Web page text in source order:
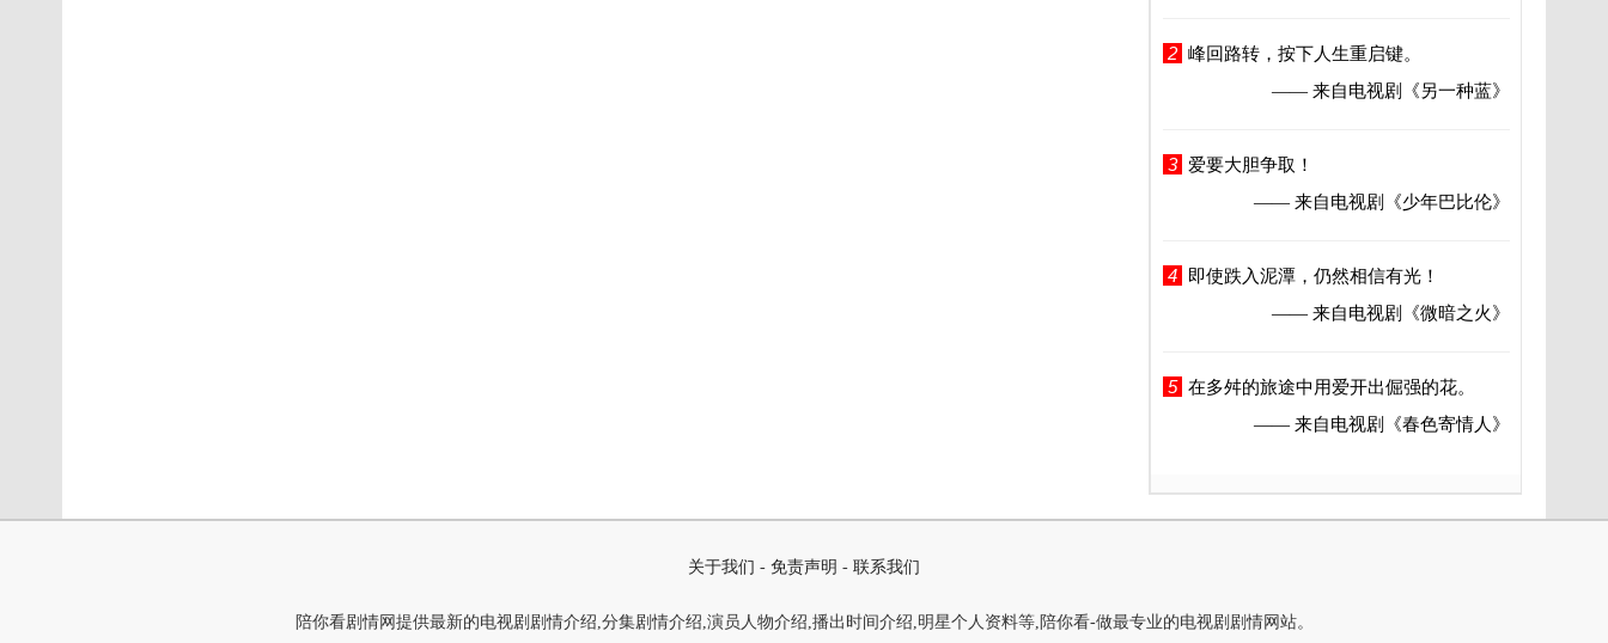
2 峰回路转，按下人生重启键。
—— 来自电视剧
《另一种蓝》
3
爱要大胆争取！
—— 来自电视剧
《少年巴比伦》
4
即使跌入泥潭，仍然相信有光！
—— 来自电视剧
《微暗之火》
5 在多舛的旅途中用爱开出倔强的花。
—— 来自电视剧
《春色寄情人》
关于我们 - 免责声明 - 联系我们
陪你看剧情网提供最新的电视剧剧情介绍,分集剧情介绍,演员人物介绍,播出时间介绍,明星个人资料等,陪你看-做最专业的电视剧剧情网站。